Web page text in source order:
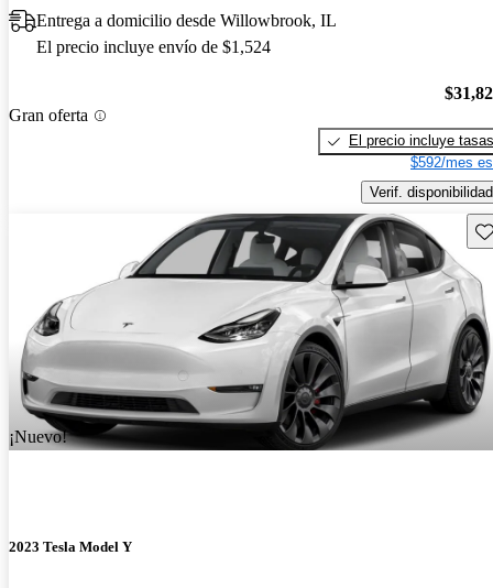
Entrega a domicilio desde Willowbrook, IL
El precio incluye envío de $1,524
Gran oferta
El precio incluye tasas
$592/mes
Verif. disponibilidad
¡Nuevo!
2023 Tesla Model Y